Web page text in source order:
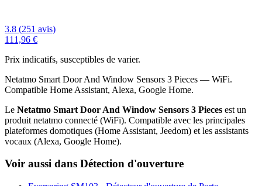
3.8 (251 avis)
111,96 €
Prix indicatifs, susceptibles de varier.
Netatmo Smart Door And Window Sensors 3 Pieces — WiFi.
Compatible Home Assistant, Alexa, Google Home.
Le Netatmo Smart Door And Window Sensors 3 Pieces est un
produit netatmo connecté (WiFi). Compatible avec les principales
plateformes domotiques (Home Assistant, Jeedom) et les assistants
vocaux (Alexa, Google Home).
Voir aussi dans Détection d'ouverture